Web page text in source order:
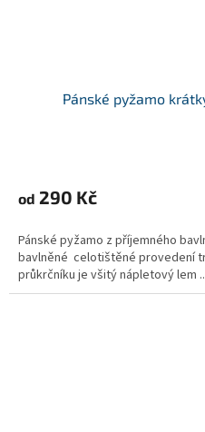
Pánské pyžamo
od 290 Kč
Pánské pyžamo z příjemného
bavlněné celotištěné provedení
průkrčníku je všitý nápletový lem